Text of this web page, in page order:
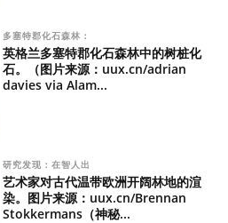
多塞特郡化石森林：
英格兰多塞特郡化石森林中的树桩化
石。（图片来源：uux.cn/adrian
davies via Alam...
研究发现：在智人出
艺术家对古代温带欧洲开阔林地的渲
染。图片来源：uux.cn/Brennan
Stokkermans（神秘...